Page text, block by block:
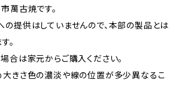
萬古焼です。
提供はしていませんので、本部の製品とは
。
合は家元からご購入ください。
きさ色の濃淡や線の位置が多少異なるこ